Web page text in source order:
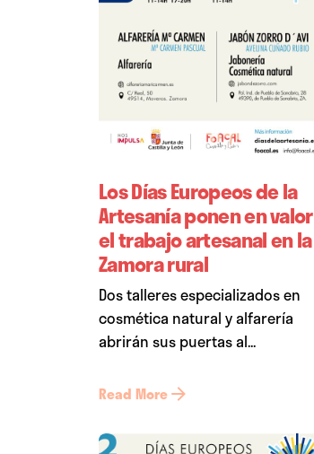
Los Días Europeos de la
Artesanía ponen en valor
el trabajo artesanal en la
Zamora rural
Dos talleres especializados en
cosmética natural y alfarería
abrirán sus puertas al...
Read More